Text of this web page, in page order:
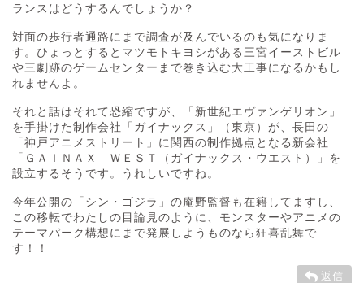
ランスはどうするんでしょうか？
対面の歩行者通路にまで調査が及んでいるのも気になりま
す。ひょっとするとマツモトキヨシがある三宮イーストビル
や三劇跡のゲームセンターまで巻き込む大工事になるかもし
れませんよ。
それと話はそれて恐縮ですが、「新世紀エヴァンゲリオン」
を手掛けた制作会社「ガイナックス」（東京）が、長田の
「神戸アニメストリート」に関西の制作拠点となる新会社
「ＧＡＩＮＡＸ ＷＥＳＴ（ガイナックス・ウエスト）」を
設立するそうです。うれしいですね。
今年公開の「シン・ゴジラ」の庵野監督も在籍してますし、
この移転でわたしの目論見のように、モンスターやアニメの
テーマパーク構想にまで発展しようものなら狂喜乱舞で
す！！
返信